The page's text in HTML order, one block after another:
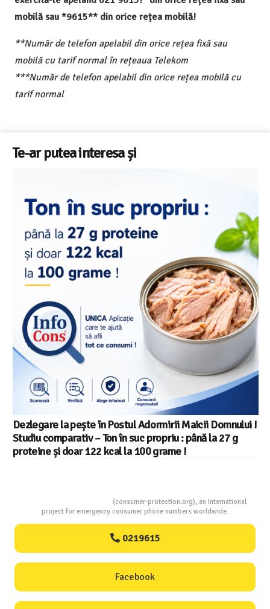
mobilă sau *9615** din orice rețea mobilă!
**Număr de telefon apelabil din orice rețea fixă sau
mobilă cu tarif normal în rețeaua Telekom
***Număr de telefon apelabil din orice rețea mobilă cu
tarif normal
Te-ar putea interesa și
Salariul minim in Europa in 2026 – Romania pe locul 20
din 22 in UE
(consumer-protection.org), an international
project for emergency consumer phone numbers worldwide.
0219615
Facebook